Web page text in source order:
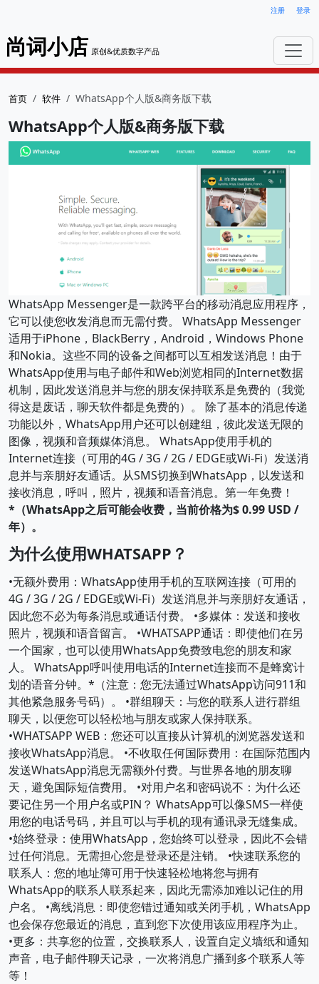
注册 登录
尚词小店 原创&优质数字产品
首页 软件 WhatsApp个人版&商务版下载
WhatsApp个人版&商务版下载
WhatsApp Messenger是一款跨平台的移动消息应用程序，
它可以使您收发消息而无需付费。 WhatsApp Messenger
适用于iPhone，BlackBerry，Android，Windows Phone
和Nokia。这些不同的设备之间都可以互相发送消息！由于
WhatsApp使用与电子邮件和Web浏览相同的Internet数据
机制，因此发送消息并与您的朋友保持联系是免费的（我觉
得这是废话，聊天软件都是免费的）。 除了基本的消息传递
功能以外，WhatsApp用户还可以创建组，彼此发送无限的
图像，视频和音频媒体消息。 WhatsApp使用手机的
Internet连接（可用的4G / 3G / 2G / EDGE或Wi-Fi）发送消
息并与亲朋好友通话。从SMS切换到WhatsApp，以发送和
接收消息，呼叫，照片，视频和语音消息。第一年免费！
*（WhatsApp之后可能会收费，当前价格为$ 0.99 USD /
年）。
为什么使用WHATSAPP？
•无额外费用：WhatsApp使用手机的互联网连接（可用的
4G / 3G / 2G / EDGE或Wi-Fi）发送消息并与亲朋好友通话，
因此您不必为每条消息或通话付费。 •多媒体：发送和接收
照片，视频和语音留言。 •WHATSAPP通话：即使他们在另
一个国家，也可以使用WhatsApp免费致电您的朋友和家
人。 WhatsApp呼叫使用电话的Internet连接而不是蜂窝计
划的语音分钟。*（注意：您无法通过WhatsApp访问911和
其他紧急服务号码）。 •群组聊天：与您的联系人进行群组
聊天，以便您可以轻松地与朋友或家人保持联系。
•WHATSAPP WEB：您还可以直接从计算机的浏览器发送和
接收WhatsApp消息。 •不收取任何国际费用：在国际范围内
发送WhatsApp消息无需额外付费。与世界各地的朋友聊
天，避免国际短信费用。 •对用户名和密码说不：为什么还
要记住另一个用户名或PIN？ WhatsApp可以像SMS一样使
用您的电话号码，并且可以与手机的现有通讯录无缝集成。
•始终登录：使用WhatsApp，您始终可以登录，因此不会错
过任何消息。无需担心您是登录还是注销。 •快速联系您的
联系人：您的地址簿可用于快速轻松地将您与拥有
WhatsApp的联系人联系起来，因此无需添加难以记住的用
户名。 •离线消息：即使您错过通知或关闭手机，WhatsApp
也会保存您最近的消息，直到您下次使用该应用程序为止。
•更多：共享您的位置，交换联系人，设置自定义墙纸和通知
声音，电子邮件聊天记录，一次将消息广播到多个联系人等
等！